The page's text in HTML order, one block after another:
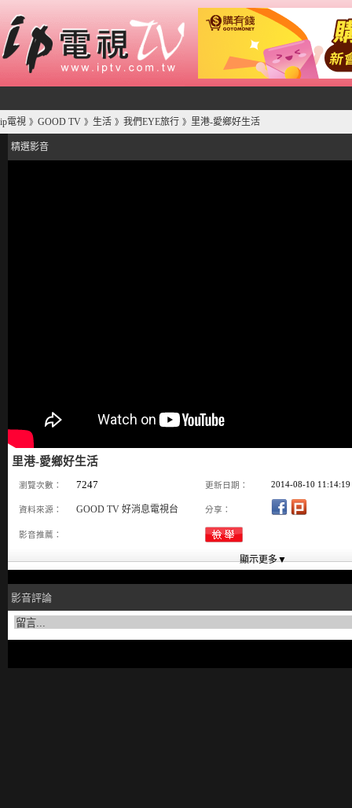
ip電視 》 GOOD TV 》 生活 》 我們EYE旅行 》 里港-愛鄉好生活
精選影音
里港-愛鄉好生活
瀏覽次數： 7247 更新日期： 2014-08-10 11:14:19
資料來源： GOOD TV 好消息電視台 分享：
影音推薦：
影音評論